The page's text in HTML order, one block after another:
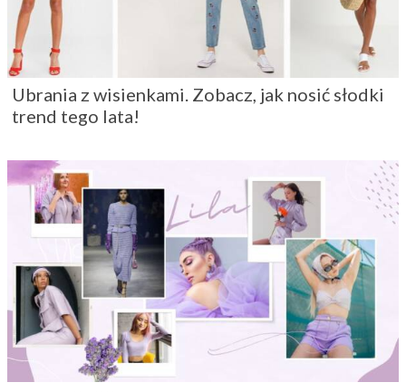
Ubrania z wisienkami. Zobacz, jak nosić słodki
trend tego lata!